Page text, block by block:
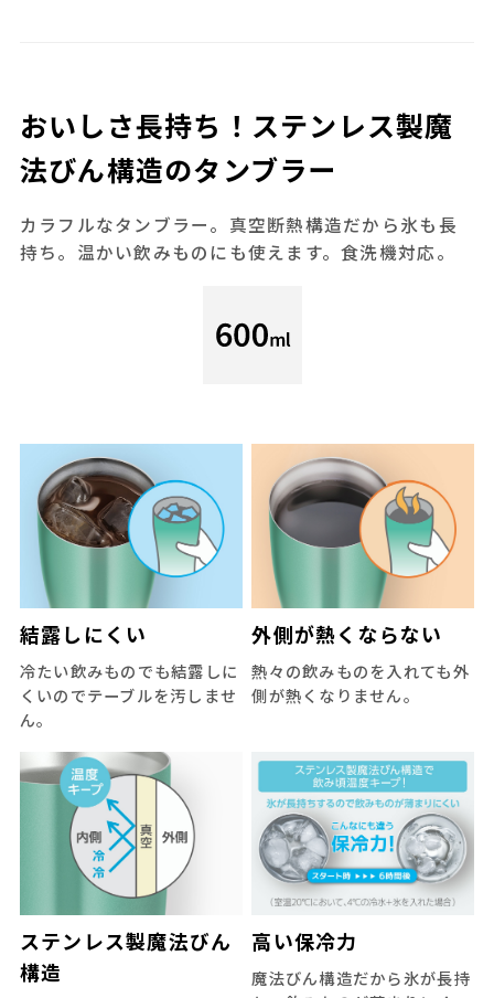
おいしさ長持ち！ステンレス製魔
法びん構造のタンブラー
カラフルなタンブラー。真空断熱構造だから氷も長
持ち。温かい飲みものにも使えます。食洗機対応。
結露しにくい
冷たい飲みものでも結露しに
くいのでテーブルを汚しませ
ん。
外側が熱くならない
熱々の飲みものを入れても外
側が熱くなりません。
ステンレス製魔法びん
構造
高い保冷力
魔法びん構造だから氷が長持